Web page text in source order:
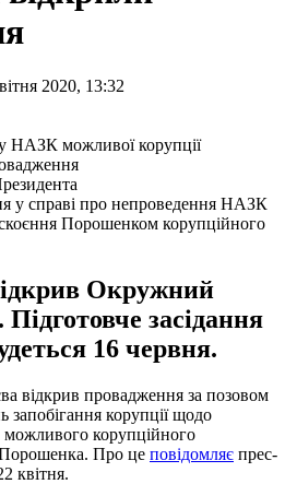
2020, 13:32
у справі про непроведення НАЗК
Порошенком корупційного
Окружний
засідання
16 червня.
відкрив провадження за позовом
запобігання корупції щодо
можливого корупційного
Про це повідомляє прес-
квітня.